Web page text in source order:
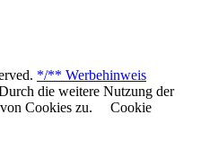
*/** Werbehinweis
die weitere Nutzung der
Cookies zu.
Cookie